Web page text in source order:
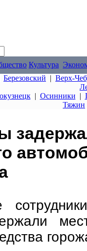
Культура
Березовский | Верх-
| Осинники |
Тяжин